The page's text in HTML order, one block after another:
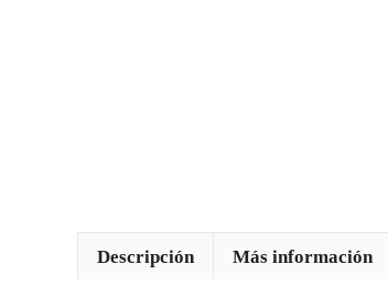
Descripción Más información